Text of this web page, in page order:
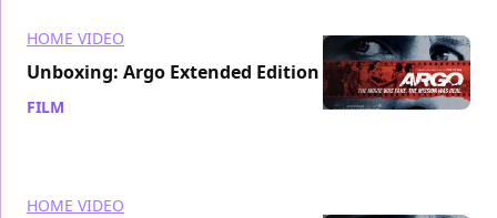
HOME VIDEO
Unboxing: Argo Extended Edition
FILM
HOME VIDEO